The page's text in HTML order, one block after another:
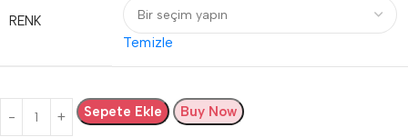
RENK
Temizle
Sepete Ekle Buy Now